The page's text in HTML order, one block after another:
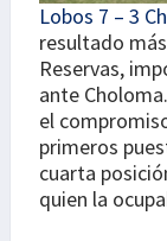
Lobos 7 – 3
resultado
Reservas,
ante
el
primeros
cuarta
quien la